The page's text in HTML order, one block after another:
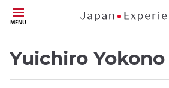
Größe
MENU
Yuichiro Yokono